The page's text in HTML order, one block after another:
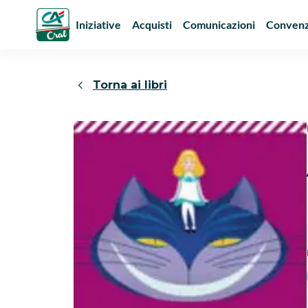
Iniziative Acquisti Comunicazioni
Torna ai libri